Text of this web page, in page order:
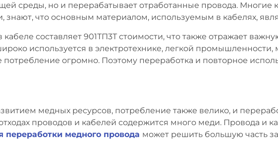
среды, но и перерабатывает отработанные провода.
знают, что основным материалом, используемым в кабелях,
кабеле составляет 901ТП3Т стоимости, что также отражает
используется в электротехнике, легкой промышленности,
огромно. Поэтому переработка и повторное
медных ресурсов, потребление также велико, и
проводов и кабелей содержится много меди. Провода и
медного провода может решить большую часть